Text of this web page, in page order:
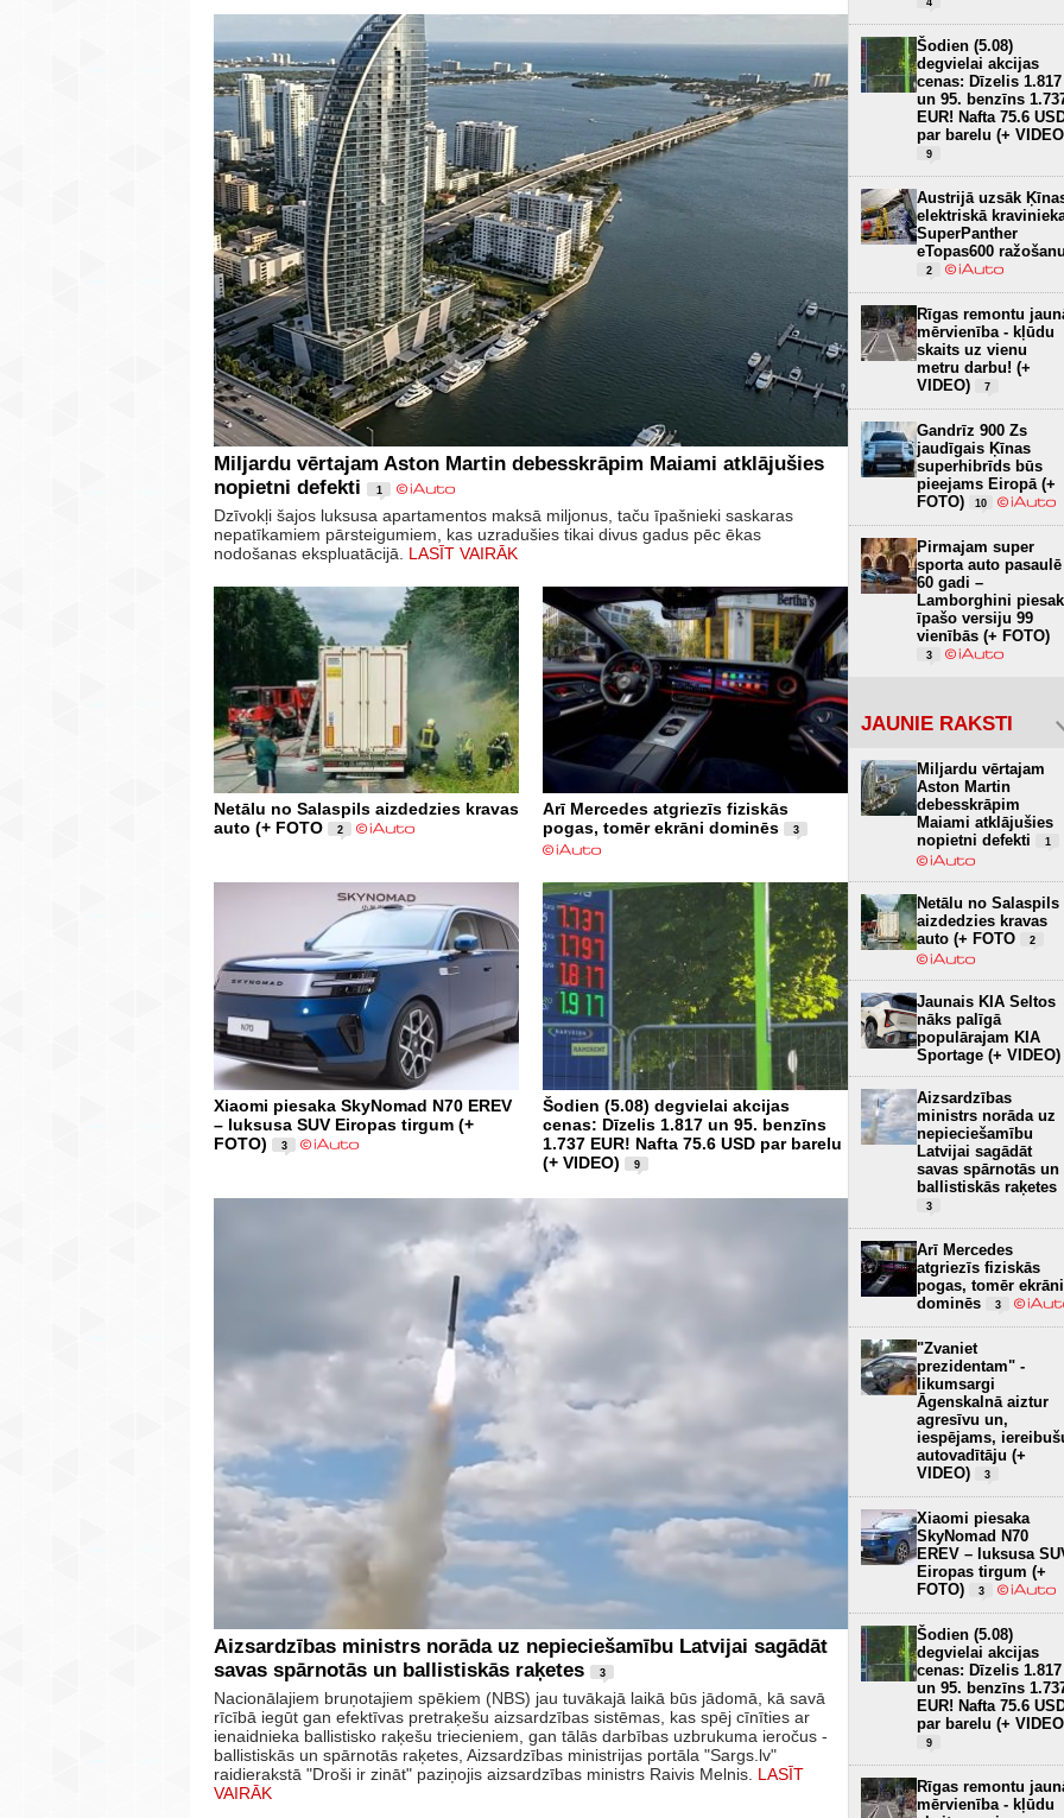
Miljardu vērtajam Aston Martin debesskrāpim Maiami atklājušies
nopietni defekti
1
Dzīvokļi šajos luksusa apartamentos maksā miljonus, taču īpašnieki saskaras
nepatīkamiem pārsteigumiem, kas uzradušies tikai divus gadus pēc ēkas
nodošanas ekspluatācijā. LASĪT VAIRĀK
Netālu no Salaspils aizdedzies kravas
auto (+ FOTO
2
Arī Mercedes atgriezīs fiziskās
pogas, tomēr ekrāni dominēs
3
Xiaomi piesaka SkyNomad N70 EREV
– luksusa SUV Eiropas tirgum (+
FOTO)
3
Šodien (5.08) degvielai akcijas
cenas: Dīzelis 1.817 un 95. benzīns
1.737 EUR! Nafta 75.6 USD par barelu
(+ VIDEO)
9
Aizsardzības ministrs norāda uz nepieciešamību Latvijai sagādāt
savas spārnotās un ballistiskās raķetes
3
Nacionālajiem bruņotajiem spēkiem (NBS) jau tuvākajā laikā būs jādomā, kā savā
rīcībā iegūt gan efektīvas pretraķešu aizsardzības sistēmas, kas spēj cīnīties ar
ienaidnieka ballistisko raķešu triecieniem, gan tālās darbības uzbrukuma ieročus -
ballistiskās un spārnotās raķetes, Aizsardzības ministrijas portāla "Sargs.lv"
raidierakstā "Droši ir zināt" paziņojis aizsardzības ministrs Raivis Melnis. LASĪT
VAIRĀK
Šodien (5.08)
degvielai akcijas
cenas: Dīzelis 1.817
un 95. benzīns
EUR! Nafta 75.6
par barelu (+
9
Austrijā uzsāk
elektriskā
SuperPanther
eTopas600 ražošanu
2
Rīgas remontu
mērvienība - kļūdu
skaits uz vienu
metru darbu! (+
VIDEO)
7
Gandrīz 900 Zs
jaudīgais Ķīnas
superhibrīds būs
pieejams Eiropā (+
FOTO)
10
Pirmajam super
sporta auto pasaulē
60 gadi –
Lamborghini
īpašo versiju 99
vienībās (+ FOTO)
3
JAUNIE RAKSTI
Miljardu vērtajam
Aston Martin
debesskrāpim
Maiami atklājušies
nopietni defekti
1
Netālu no Salaspils
aizdedzies kravas
auto (+ FOTO
2
Jaunais KIA Seltos
nāks palīgā
populārajam KIA
Sportage (+ VIDEO)
Aizsardzības
ministrs norāda uz
nepieciešamību
Latvijai sagādāt
savas spārnotās un
ballistiskās raķetes
3
Arī Mercedes
atgriezīs fiziskās
pogas, tomēr ekrāni
dominēs
3
"Zvaniet
prezidentam" -
likumsargi
Āgenskalnā aiztur
agresīvu un,
iespējams,
autovadītāju (+
VIDEO)
3
Xiaomi piesaka
SkyNomad N70
EREV – luksusa
Eiropas tirgum (+
FOTO)
3
Šodien (5.08)
degvielai akcijas
cenas: Dīzelis 1.817
un 95. benzīns
EUR! Nafta 75.6
par barelu (+
9
Rīgas remontu
mērvienība - kļūdu